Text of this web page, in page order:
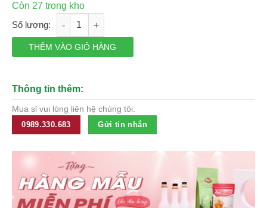
là:
102,700₫.
tại
là:
81,370₫.
Còn 27 trong kho
Mì Ý Barilla Spaghettoni sợi to số 7 - hộp 500gr số lượng
THÊM VÀO GIỎ HÀNG
Thông tin thêm:
Mua sỉ vui lòng liên hệ chúng tôi:
0989.330.683
Gửi tin nhắn